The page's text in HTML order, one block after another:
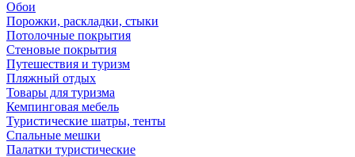
Обои
Порожки, раскладки, стыки
Потолочные покрытия
Стеновые покрытия
Путешествия и туризм
Пляжный отдых
Товары для туризма
Кемпинговая мебель
Туристические шатры, тенты
Спальные мешки
Палатки туристические